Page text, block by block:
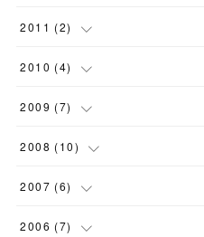
(2
(1
2011 (2)
(2
2010 (4)
(1
(3)
2009 (7)
(1)
(1
(1
2008 (10)
(1
(1
2007 (6)
(1
2006 (7)